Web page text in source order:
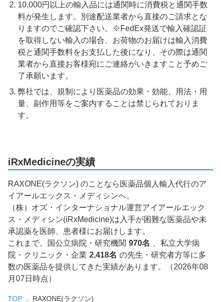
10,000円以上の輸入品には通関時に消費税と通関手数
料が発生します。別途配送業者から直接のご請求とな
りますのでご確認下さい。※FedEx発送で輸入確認証
を取得しない輸入の場合、お荷物のお届けは輸入消費
税と通関手数料をお支払した後になり、その際は通関
業者から直接お客様宛にご連絡がいきますこと予めご
了承願います。
弊社では、規制により医薬品の効果・効能、用法・用
量、副作用等をご案内することは禁じられておりま
す。
iRxMedicineの実績
RAXONE(ラクソン) のことなら医薬品個人輸入代行のア
イアールエックス・メディシンへ。
（株）オズ・インターナショナル運営アイアールエック
ス・メディシン(iRxMedicine)は入手が困難な医薬品や未
承認薬を医師、患者様にお届けします。
これまで、国公立病院・研究機関 970名
、私立大学病
院・クリニック・企業 2,418名 の先生・研究者方等に多
数の医薬品を提供してきた実績があります。（2026年08
月07日時点）
TOP RAXONE(ラクソン)